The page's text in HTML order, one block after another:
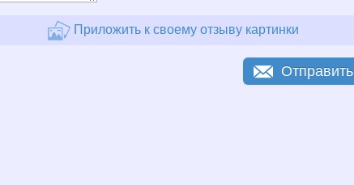
Приложить к своему отзыву картинки
Отправить